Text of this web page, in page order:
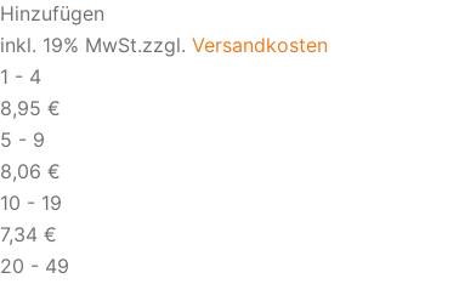
Hinzufügen
inkl. 19% MwSt.zzgl. Versandkosten
1 - 4
8,95 €
5 - 9
8,06 €
10 - 19
7,34 €
20 - 49